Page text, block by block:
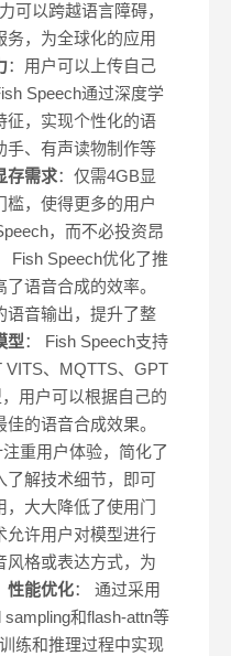
可以跨越语言障碍，
务，为全球化的应用
：用户可以上传自己
Speech通过深度学
征，实现个性化的语
手、有声读物制作等
存需求：仅需4GB显
槛，使得更多的用户
，而不必投资昂
Fish Speech优化了推
语音合成的效率。
语音输出，提升了整
型： Fish Speech支持
VITS、MQTTS、GPT
用户可以根据自己的
的语音合成效果。
重用户体验，简化了
了解技术细节，即可
，大大降低了使用门
允许用户对模型进行
风格或表达方式，为
性能优化： 通过采用
和flash-attn等
练和推理过程中实现